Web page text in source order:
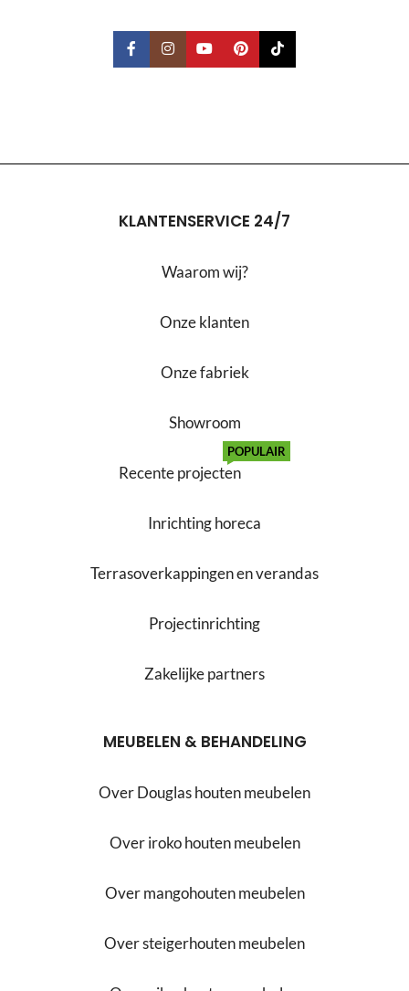
KLANTENSERVICE 24/7
Waarom wij?
Onze klanten
Onze fabriek
Showroom
Recente projecten
POPULAIR
Inrichting horeca
Terrasoverkappingen en verandas
Projectinrichting
Zakelijke partners
MEUBELEN & BEHANDELING
Over Douglas houten meubelen
Over iroko houten meubelen
Over mangohouten meubelen
Over steigerhouten meubelen